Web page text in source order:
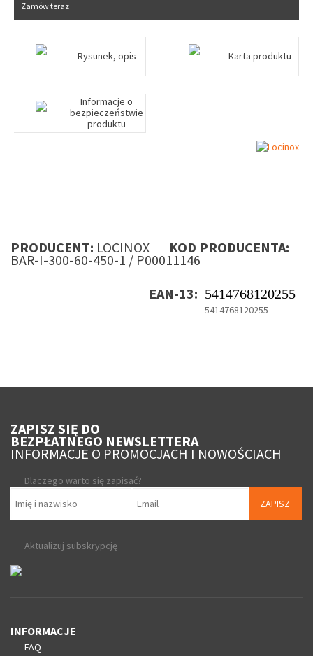
Zamów teraz
Rysunek, opis Karta produktu
Informacje o
bezpieczeństwie
produktu
PRODUCENT: LOCINOX KOD PRODUCENTA:
BAR-I-300-60-450-1 / P00011146
EAN-13: 5414768120255
5414768120255
ZAPISZ SIĘ DO
BEZPŁATNEGO NEWSLETTERA
INFORMACJE O PROMOCJACH I NOWOŚCIACH
Dlaczego warto się zapisać?
ZAPISZ
Aktualizuj subskrypcję
INFORMACJE
FAQ